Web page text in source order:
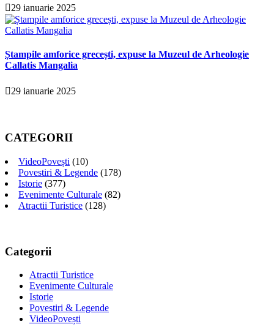
29 ianuarie 2025
Ștampile amforice grecești, expuse la Muzeul de Arheologie
Callatis Mangalia
29 ianuarie 2025
CATEGORII
VideoPovești (10)
Povestiri & Legende (178)
Istorie (377)
Evenimente Culturale (82)
Atractii Turistice (128)
Categorii
Atractii Turistice
Evenimente Culturale
Istorie
Povestiri & Legende
VideoPovești